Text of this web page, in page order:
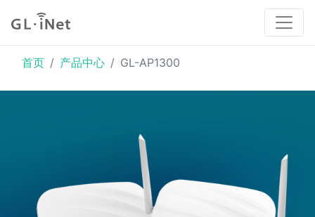
首页 产品中心 GL-AP1300